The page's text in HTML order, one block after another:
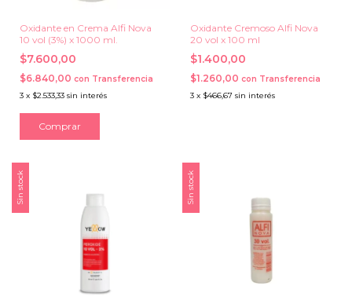
Oxidante en Crema Alfi Nova
10 vol (3%) x 1000 ml.
$7.600,00
$6.840,00 con Transferencia
3 x $2.533,33 sin interés
Oxidante Cremoso Alfi Nova
20 vol x 100 ml
$1.400,00
$1.260,00 con Transferencia
3 x $466,67 sin interés
Sin stock Sin stock